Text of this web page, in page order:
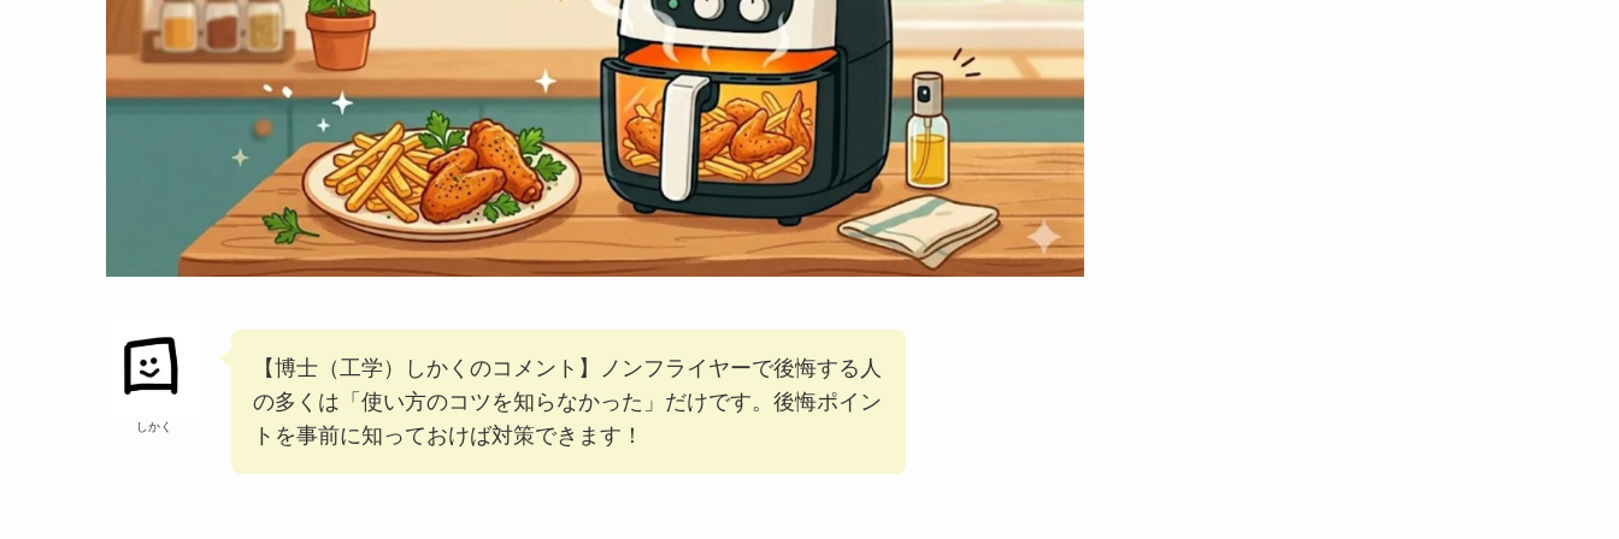
しかく
【博士（工学）しかくのコメント】ノンフライヤーで後悔する人
の多くは「使い方のコツを知らなかった」だけです。後悔ポイン
トを事前に知っておけば対策できます！